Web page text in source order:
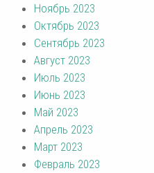
Ноябрь 2023
Октябрь 2023
Сентябрь 2023
Август 2023
Июль 2023
Июнь 2023
Май 2023
Апрель 2023
Март 2023
Февраль 2023